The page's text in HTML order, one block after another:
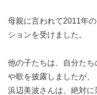
母親に言われて2011年
ションを受けました。
他の子たちは、自分た
や歌を披露しましたが、
浜辺美波さんは、絶対